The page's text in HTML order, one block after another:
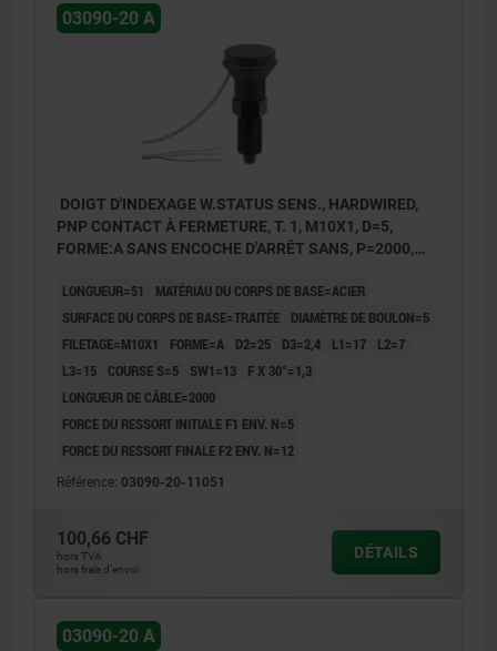
Forme A:sans encoche d’arrêt, sans contre-
Forme B:sans encoche d’arrêt, avec contre-
écrou
écrou
03090-20 A
DOIGT D'INDEXAGE W.STATUS SENS., HARDWIRED,
PNP CONTACT À FERMETURE, T. 1, M10X1, D=5,
FORME:A SANS ENCOCHE D'ARRÊT SANS, P=2000,
FONCÉ RAL7021
LONGUEUR=51
MATÉRIAU DU CORPS DE BASE=ACIER
SURFACE DU CORPS DE BASE=TRAITÉE
DIAMÈTRE DE BOULON=5
FILETAGE=M10X1
FORME=A D2=25 D3=2,4 L1=17
L2=7
L3=15
COURSE S=5 SW1=13
F X 30°=1,3
LONGUEUR DE CÂBLE=2000
FORCE DU RESSORT INITIALE F1 ENV. N=5
FORCE DU RESSORT FINALE F2 ENV. N=12
Référence: 03090-20-11051
100,66 CHF
hors TVA
hors frais d’envoi
DÉTAILS
03090-20 A